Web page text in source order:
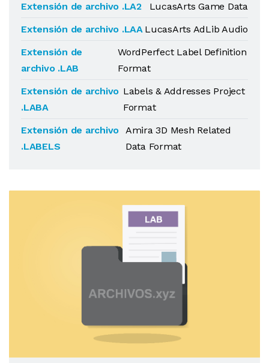
Extensión de archivo .LA2
LucasArts Game Data
Extensión de archivo .LAA LucasArts AdLib Audio
Extensión de
archivo .LAB
WordPerfect Label Definition
Format
Extensión de archivo
.LABA
Labels & Addresses Project
Format
Extensión de archivo
.LABELS
Amira 3D Mesh Related
Data Format